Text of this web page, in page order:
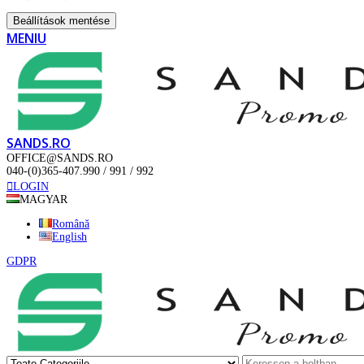
Beállítások mentése
MENIU
SANDS.RO
OFFICE@SANDS.RO
040-(0)365-407.990 / 991 / 992
LOGIN
MAGYAR
Română
English
GDPR